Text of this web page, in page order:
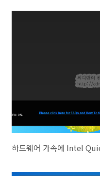
하드웨어 가속에 Intel